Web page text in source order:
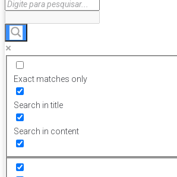
Exact matches only
Search in title
Search in content